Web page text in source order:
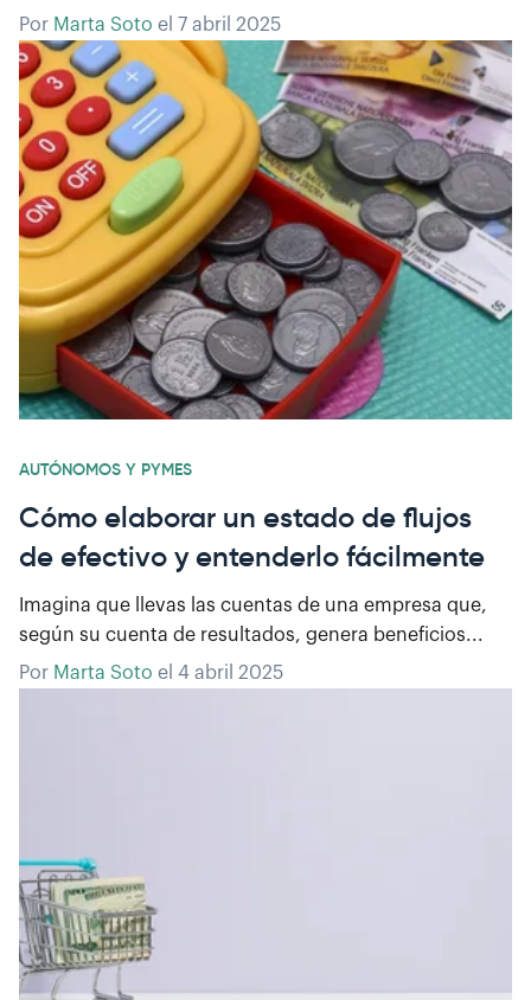
Por Marta Soto el 7 abril 2025
AUTÓNOMOS Y PYMES
Cómo elaborar un estado de flujos
de efectivo y entenderlo fácilmente
Imagina que llevas las cuentas de una empresa que,
según su cuenta de resultados, genera beneficios...
Por Marta Soto el 4 abril 2025